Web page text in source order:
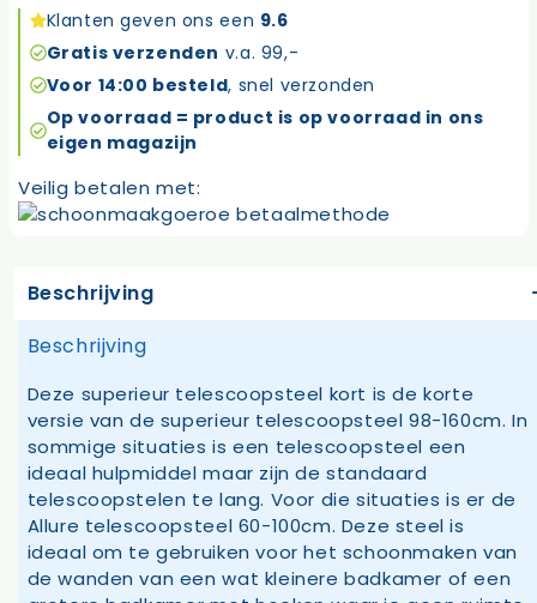
kort
60-
100cm
aantal
Klanten geven ons een 9.6
Gratis verzenden v.a. 99,-
Voor 14:00 besteld, snel verzonden
Op voorraad = product is op voorraad in ons
eigen magazijn
Veilig betalen met:
Beschrijving
Beschrijving
Deze superieur telescoopsteel kort is de korte
versie van de superieur telescoopsteel 98-160cm. In
sommige situaties is een telescoopsteel een
ideaal hulpmiddel maar zijn de standaard
telescoopstelen te lang. Voor die situaties is er de
Allure telescoopsteel 60-100cm. Deze steel is
ideaal om te gebruiken voor het schoonmaken van
de wanden van een wat kleinere badkamer of een